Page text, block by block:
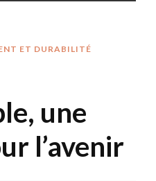
ET DURABILITÉ
une
l’avenir